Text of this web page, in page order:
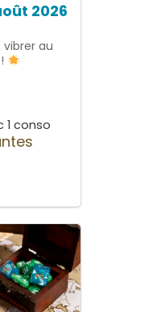
2026
vibrer au
1 conso